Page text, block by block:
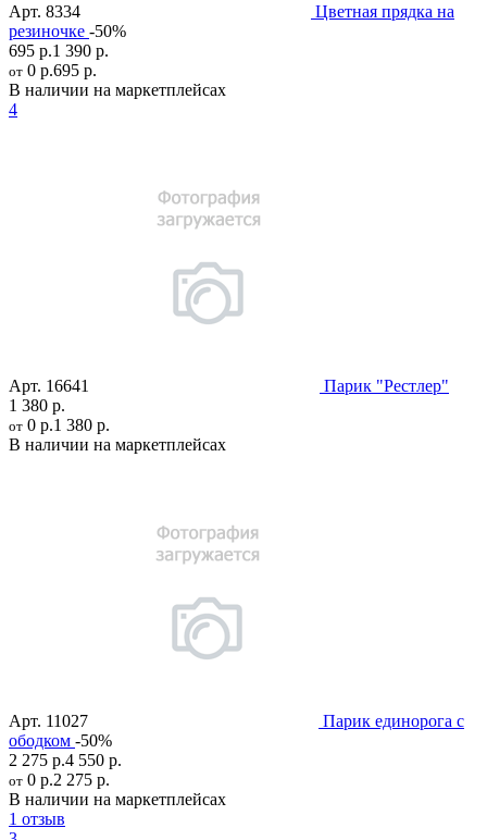
Арт. 8334
Цветная прядка на
резиночке -50%
695 р.1 390 р.
от 0 р.695 р.
В наличии на маркетплейсах
4
Арт. 16641
Парик "Рестлер"
1 380 р.
от 0 р.1 380 р.
В наличии на маркетплейсах
Арт. 11027
Парик единорога с
ободком -50%
2 275 р.4 550 р.
от 0 р.2 275 р.
В наличии на маркетплейсах
1 отзыв